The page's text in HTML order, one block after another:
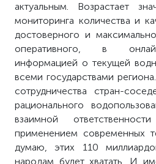
актуальным. Возрастает
мониторинга количества и
достоверного и
оперативного, в
информацией о текущей
всеми государствами
сотрудничества стран-
рационального
взаимной
применением современных
думаю, этих 110
народам будет хватать. И